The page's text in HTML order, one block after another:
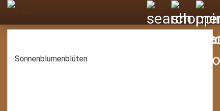
Sonnenblumenblüten